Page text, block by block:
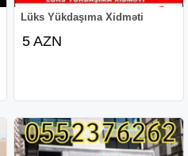
Lüks Yükdaşıma Xidməti
5 AZN